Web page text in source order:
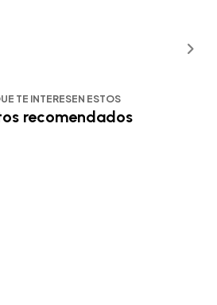
TE INTERESEN ESTOS
recomendados